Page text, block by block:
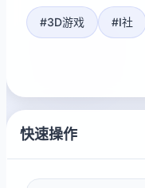
#3D游戏 #I社
快速操作